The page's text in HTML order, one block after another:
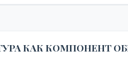
КАК КОМПОНЕНТ